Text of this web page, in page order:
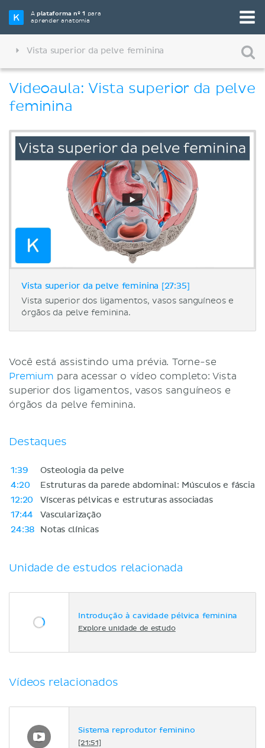
Aplataforma nº 1 para
aprender anatomia
Vista superior da pelve feminina
Videoaula: Vista superior da pelve
feminina
Vista superior da pelve feminina [27:35]
Vista superior dos ligamentos, vasos sanguíneos e
órgãos da pelve feminina.
Você está assistindo uma prévia. Torne-se
Premium para acessar o vídeo completo: Vista
superior dos ligamentos, vasos sanguíneos e
órgãos da pelve feminina.
Destaques
1:39
Osteologia da pelve
4:20
Estruturas da parede abdominal: Músculos e fáscia
12:20
Vísceras pélvicas e estruturas associadas
17:44
Vascularização
24:38
Notas clínicas
Unidade de estudos relacionada
Introdução à cavidade pélvica feminina
Explore unidade de estudo
Vídeos relacionados
Sistema reprodutor feminino
[21:51]